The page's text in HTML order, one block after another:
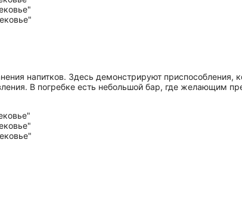
напитков. Здесь демонстрируют приспособления,
В погребке есть небольшой бар, где желающим